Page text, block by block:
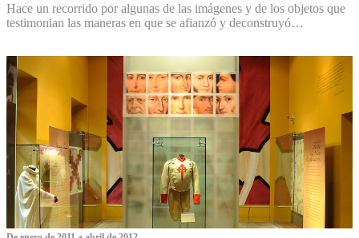
Hace un recorrido por algunas de las imágenes y de los objetos que
testimonian las maneras en que se afianzó y deconstruyó…